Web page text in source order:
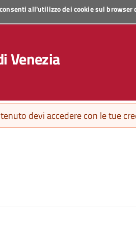
all'utilizzo dei cookie sul
Venezia
devi accedere con le tue